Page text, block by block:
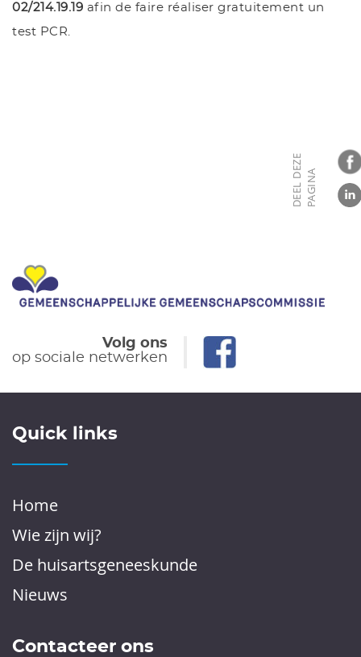
02/214.19.19 afin de faire réaliser gratuitement un
test PCR.
D
E
E
L
D
E
Z
E
P
A
G
I
NA
Volg ons
op sociale netwerken
Quick links
Home
Wie zijn wij?
De huisartsgeneeskunde
Nieuws
Contacteer ons